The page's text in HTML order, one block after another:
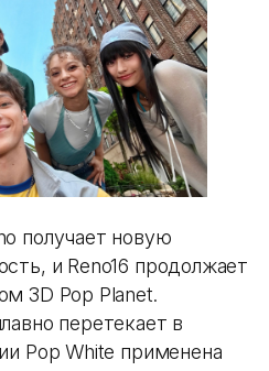
получает новую
и Reno16 продолжает
3D Pop Planet.
перетекает в
Pop White применена